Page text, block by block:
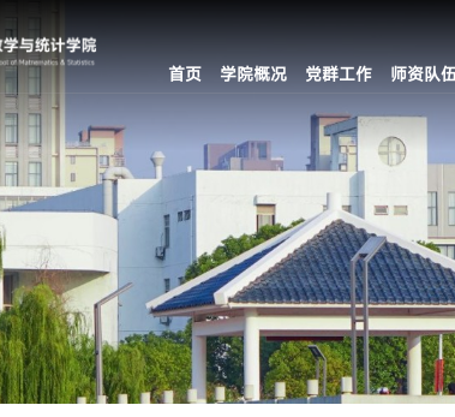
首页 学院概况 党群工作 师资队